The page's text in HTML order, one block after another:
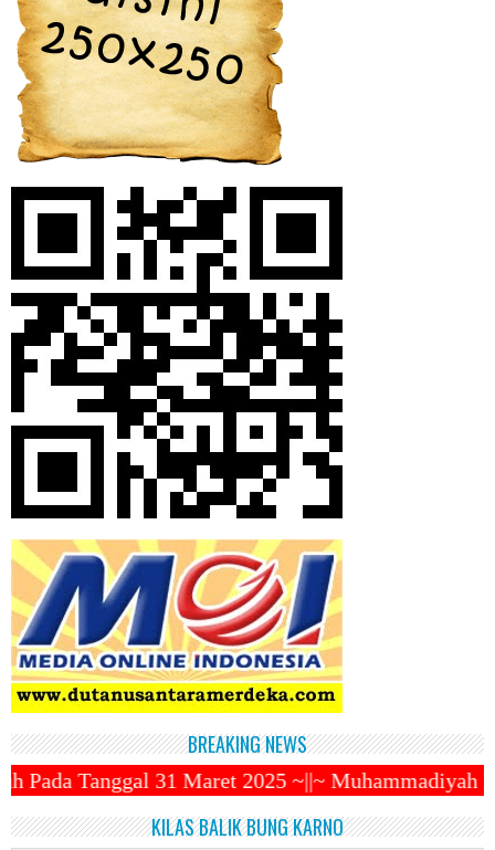
BREAKING NEWS
2025 ~||~ Muhammadiyah Luncurkan Ojek
KILAS BALIK BUNG KARNO